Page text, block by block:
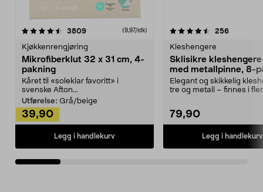
3809anmeldelser(9,97/stk)
Kjøkkenrengjøring
Mikrofiberklut 32 x 31 cm, 4-
pakning
Kåret til «soleklar favoritt» i
svenske Afton...
Utførelse: Grå/beige
39,90
Legg i handlekurv
4.5av 5 stjerner 256
Kleshengere
Sklisikre
med metallpinne, 8-
Elegant og skikkelig
tre og metall – finnes i
79,90
Legg i handlekurv
4.5av 5 stjerner